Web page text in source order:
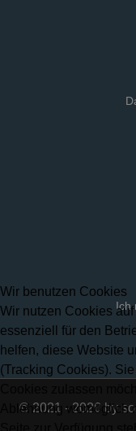
Ich
© 2021 - 2026 by
Wir benutzen Cookies
Wir nutzen Cookies
essenziell für den
helfen, diese Website
(Tracking Cookies).
Ablehnung